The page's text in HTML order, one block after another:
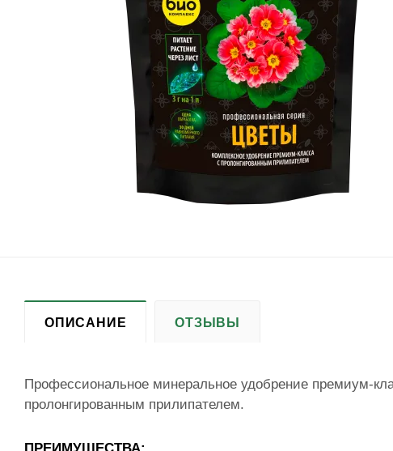
ОПИСАНИЕ ОТЗЫВЫ
Профессиональное минеральное удобрение премиум-
пролонгированным прилипателем.
ПРЕИМУЩЕСТВА: